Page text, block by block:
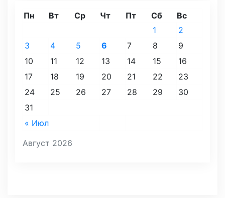
Август 2026
Пн Вт Ср Чт Пт Сб Вс
« Июл
1
2
3
4 5 6 7 8
9
10
11 12 13 14 15
16
17
18 19 20 21 22
23
24
25 26 27 28 29
30
31